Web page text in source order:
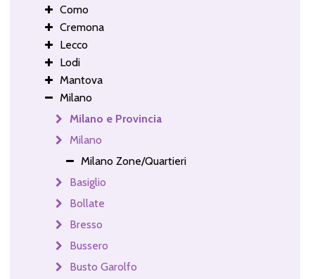
Como
Cremona
Lecco
Lodi
Mantova
Milano
Milano e Provincia
Milano
Milano Zone/Quartieri
Basiglio
Bollate
Bresso
Bussero
Busto Garolfo